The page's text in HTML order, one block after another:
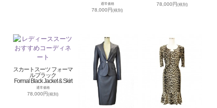
通常価格
78,000円(税別)
78,000円(税別)
スカートスーツ フォーマ
ルブラック
Formal Black Jacket & Skirt
通常価格
78,000円(税別)